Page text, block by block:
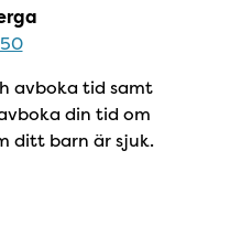
avboka tid samt
din tid om
ditt barn är sjuk.